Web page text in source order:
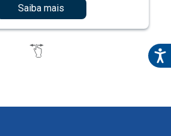
Saiba mais